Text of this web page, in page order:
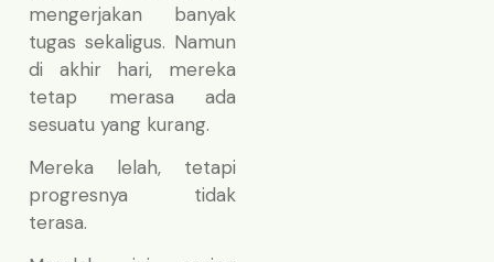
mengerjakan banyak
tugas sekaligus. Namun
di akhir hari, mereka
tetap merasa ada
sesuatu yang kurang.
Mereka lelah, tetapi
progresnya tidak
terasa.